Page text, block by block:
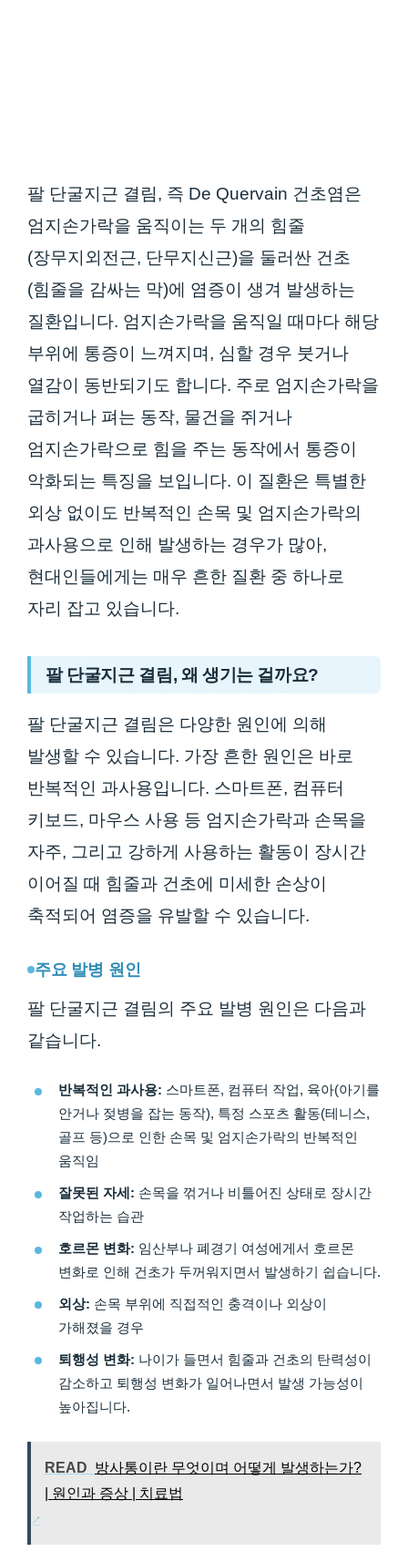
팔 단굴지근 결림, 즉 De Quervain 건초염은
엄지손가락을 움직이는 두 개의 힘줄
(장무지외전근, 단무지신근)을 둘러싼 건초
(힘줄을 감싸는 막)에 염증이 생겨 발생하는
질환입니다. 엄지손가락을 움직일 때마다 해당
부위에 통증이 느껴지며, 심할 경우 붓거나
열감이 동반되기도 합니다. 주로 엄지손가락을
굽히거나 펴는 동작, 물건을 쥐거나
엄지손가락으로 힘을 주는 동작에서 통증이
악화되는 특징을 보입니다. 이 질환은 특별한
외상 없이도 반복적인 손목 및 엄지손가락의
과사용으로 인해 발생하는 경우가 많아,
현대인들에게는 매우 흔한 질환 중 하나로
자리 잡고 있습니다.
팔 단굴지근 결림, 왜 생기는 걸까요?
팔 단굴지근 결림은 다양한 원인에 의해
발생할 수 있습니다. 가장 흔한 원인은 바로
반복적인 과사용입니다. 스마트폰, 컴퓨터
키보드, 마우스 사용 등 엄지손가락과 손목을
자주, 그리고 강하게 사용하는 활동이 장시간
이어질 때 힘줄과 건초에 미세한 손상이
축적되어 염증을 유발할 수 있습니다.
주요 발병 원인
팔 단굴지근 결림의 주요 발병 원인은 다음과
같습니다.
반복적인 과사용: 스마트폰, 컴퓨터 작업, 육아(아기를
안거나 젖병을 잡는 동작), 특정 스포츠 활동(테니스,
골프 등)으로 인한 손목 및 엄지손가락의 반복적인
움직임
잘못된 자세: 손목을 꺾거나 비틀어진 상태로 장시간
작업하는 습관
호르몬 변화: 임산부나 폐경기 여성에게서 호르몬
변화로 인해 건초가 두꺼워지면서 발생하기 쉽습니다.
외상: 손목 부위에 직접적인 충격이나 외상이
가해졌을 경우
퇴행성 변화: 나이가 들면서 힘줄과 건초의 탄력성이
감소하고 퇴행성 변화가 일어나면서 발생 가능성이
높아집니다.
READ 방사통이란 무엇이며 어떻게 발생하는가?
| 원인과 증상 | 치료법